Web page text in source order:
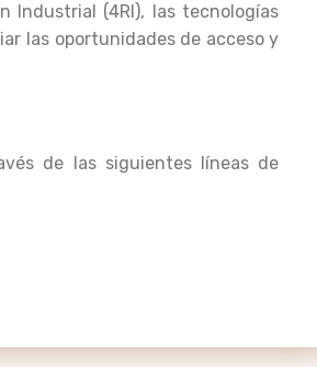
Industrial (4RI), las tecnologías
las oportunidades de acceso y
de las siguientes líneas de